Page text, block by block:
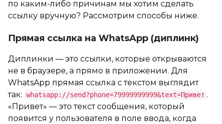
по каким-либо причинам мы хотим сделать
ссылку вручную? Рассмотрим способы ниже.
Прямая ссылка на WhatsApp (диплинк)
Диплинки — это ссылки, которые открываются
не в браузере, а прямо в приложении. Для
WhatsApp прямая ссылка с текстом выглядит
так: whatsapp://send?phone=79999999999&text=Привет .
«Привет» — это текст сообщения, который
появится у пользователя в поле ввода, когда